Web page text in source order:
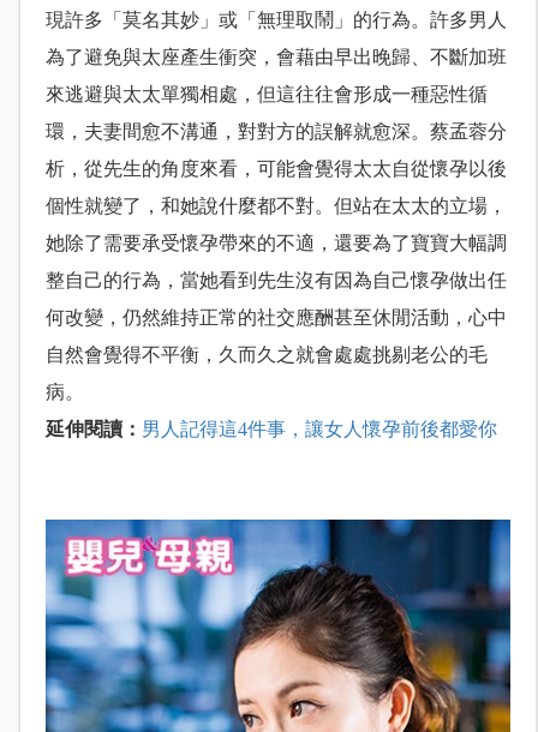
現許多「莫名其妙」或「無理取鬧」的行為。許多男人
為了避免與太座產生衝突，會藉由早出晚歸、不斷加班
來逃避與太太單獨相處，但這往往會形成一種惡性循
環，夫妻間愈不溝通，對對方的誤解就愈深。蔡孟蓉分
析，從先生的角度來看，可能會覺得太太自從懷孕以後
個性就變了，和她說什麼都不對。但站在太太的立場，
她除了需要承受懷孕帶來的不適，還要為了寶寶大幅調
整自己的行為，當她看到先生沒有因為自己懷孕做出任
何改變，仍然維持正常的社交應酬甚至休閒活動，心中
自然會覺得不平衡，久而久之就會處處挑剔老公的毛
病。
延伸閱讀： 男人記得這4件事，讓女人懷孕前後都愛你